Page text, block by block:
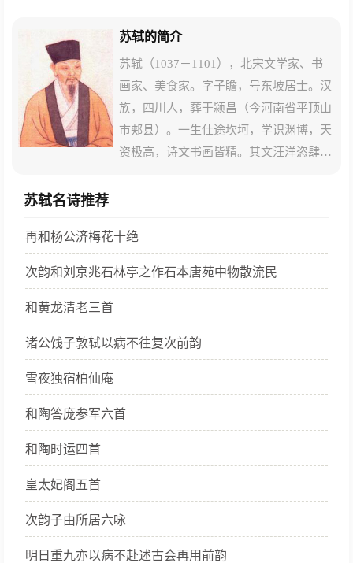
苏轼的简介
苏轼（1037－1101），北宋文学家、书
画家、美食家。字子瞻，号东坡居士。汉
族，四川人，葬于颍昌（今河南省平顶山
市郏县）。一生仕途坎坷，学识渊博，天
资极高，诗文书画皆精。其文汪洋恣肆，
苏黄；词开豪放一派，对后世有巨大影
宋四家；画学文同，论画主张神似，提倡
“士人画”。著有《苏东坡全集》和《东坡
苏轼名诗推荐
再和杨公济梅花十绝
次韵和刘京兆石林亭之作石本唐苑中物散流民
和黄龙清老三首
诸公饯子敦轼以病不往复次前韵
雪夜独宿柏仙庵
和陶答庞参军六首
和陶时运四首
皇太妃阁五首
次韵子由所居六咏
明日重九亦以病不赴述古会再用前韵